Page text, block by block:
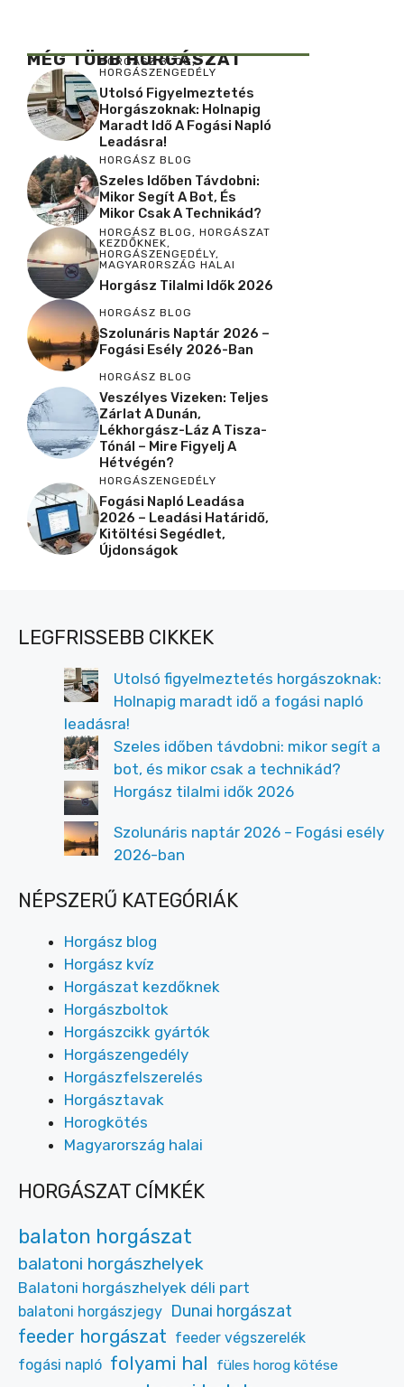
MÉG TÖBB HORGÁSZAT
HORGÁSZ BLOG,
HORGÁSZENGEDÉLY
Utolsó Figyelmeztetés
Horgászoknak: Holnapig
Maradt Idő A Fogási Napló
Leadásra!
HORGÁSZ BLOG
Szeles Időben Távdobni:
Mikor Segít A Bot, És
Mikor Csak A Technikád?
HORGÁSZ BLOG, HORGÁSZAT
KEZDŐKNEK,
HORGÁSZENGEDÉLY,
MAGYARORSZÁG HALAI
Horgász Tilalmi Idők 2026
HORGÁSZ BLOG
Szolunáris Naptár 2026 –
Fogási Esély 2026-Ban
HORGÁSZ BLOG
Veszélyes Vizeken: Teljes
Zárlat A Dunán,
Lékhorgász-Láz A Tisza-
Tónál – Mire Figyelj A
Hétvégén?
HORGÁSZENGEDÉLY
Fogási Napló Leadása
2026 – Leadási Határidő,
Kitöltési Segédlet,
Újdonságok
LEGFRISSEBB CIKKEK
Utolsó figyelmeztetés horgászoknak:
Holnapig maradt idő a fogási napló
leadásra!
Szeles időben távdobni: mikor segít a
bot, és mikor csak a technikád?
Horgász tilalmi idők 2026
Szolunáris naptár 2026 – Fogási esély
2026-ban
NÉPSZERŰ KATEGÓRIÁK
Horgász blog
Horgász kvíz
Horgászat kezdőknek
Horgászboltok
Horgászcikk gyártók
Horgászengedély
Horgászfelszerelés
Horgásztavak
Horogkötés
Magyarország halai
HORGÁSZAT CÍMKÉK
balaton horgászat
balatoni horgászhelyek
Balatoni horgászhelyek déli part
balatoni horgászjegy Dunai horgászat
feeder horgászat feeder végszerelék
fogási napló folyami hal füles horog kötése